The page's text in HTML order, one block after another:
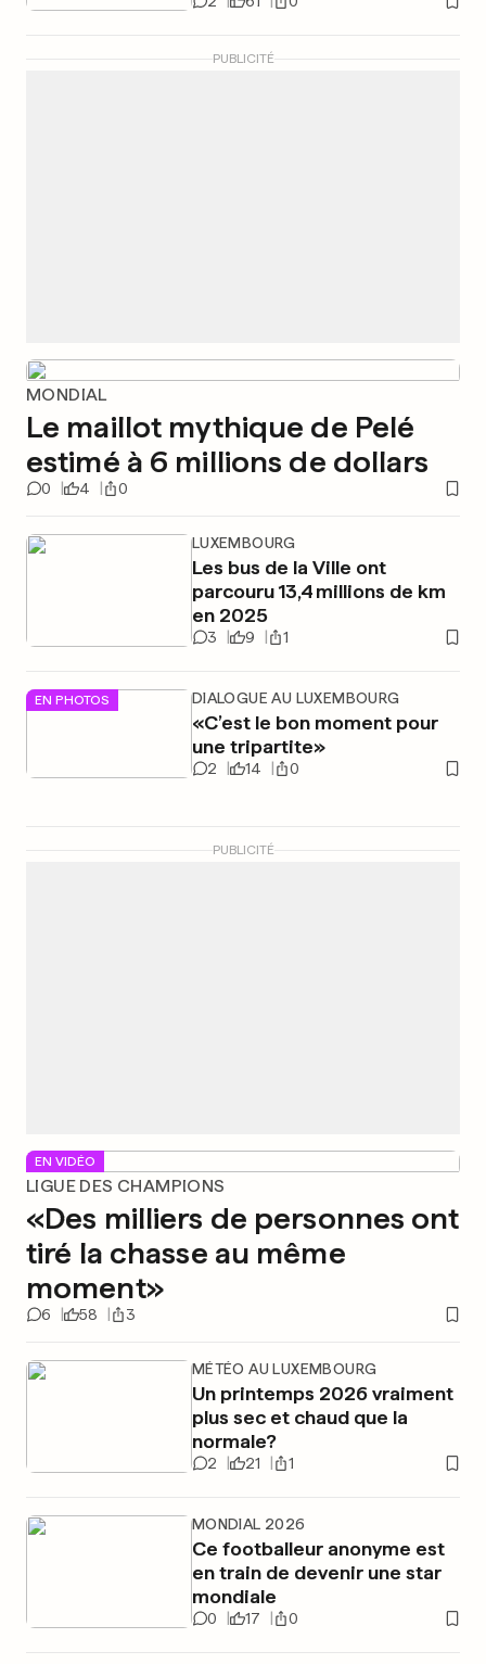
PUBLICITÉ
MONDIAL
Le maillot mythique de Pelé
estimé à 6 millions de dollars
0 4 0
LUXEMBOURG
Les bus de la Ville ont
parcouru 13,4 millions de km
en 2025
3 9 1
EN PHOTOS DIALOGUE AU LUXEMBOURG
«C’est le bon moment pour
une tripartite»
2 14 0
PUBLICITÉ
EN VIDÉO
LIGUE DES CHAMPIONS
«Des milliers de personnes ont
tiré la chasse au même
moment»
6 58 3
MÉTÉO AU LUXEMBOURG
Un printemps 2026 vraiment
plus sec et chaud que la
normale?
2 21 1
MONDIAL 2026
Ce footballeur anonyme est
en train de devenir une star
mondiale
0 17 0